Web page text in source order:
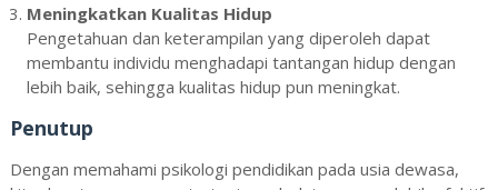
Meningkatkan Kualitas Hidup
Pengetahuan dan keterampilan yang diperoleh dapat
membantu individu menghadapi tantangan hidup dengan
lebih baik, sehingga kualitas hidup pun meningkat.
Penutup
Dengan memahami psikologi pendidikan pada usia dewasa,